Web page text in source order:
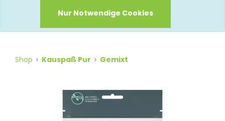
Nur Notwendige Cookies
Shop Kauspaß Pur Gemixt